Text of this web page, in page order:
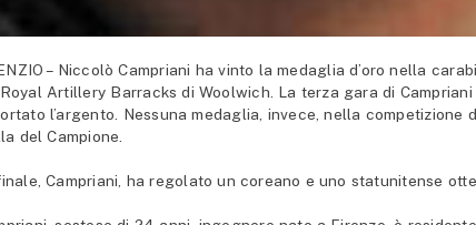
– Niccolò Campriani ha vinto la medaglia d’oro nella
Artillery Barracks di Woolwich. La terza gara di
l’argento. Nessuna medaglia, invece, nella competizione
del Campione.
Campriani, ha regolato un coreano e uno statunitense